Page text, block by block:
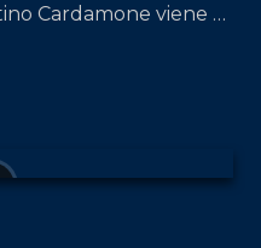
Cardamone viene a
Eleonora Anania,